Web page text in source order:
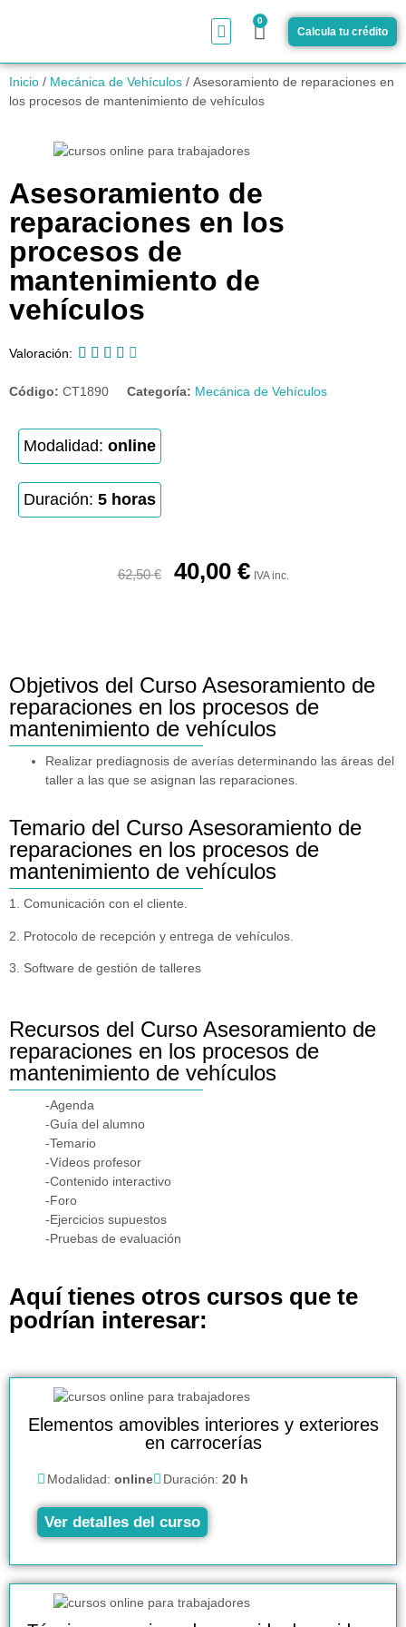
0
Calcula tu crédito
Inicio / Mecánica de Vehículos / Asesoramiento de reparaciones en
los procesos de mantenimiento de vehículos
Asesoramiento de
reparaciones en los
procesos de
mantenimiento de
vehículos
Valoración:     
Código: CT1890 Categoría: Mecánica de Vehículos
Modalidad: online
Duración: 5 horas
62,50€ 40,00 € IVA inc.
Objetivos del Curso Asesoramiento de
reparaciones en los procesos de
mantenimiento de vehículos
Realizar prediagnosis de averías determinando las áreas del
taller a las que se asignan las reparaciones.
Temario del Curso Asesoramiento de
reparaciones en los procesos de
mantenimiento de vehículos
1. Comunicación con el cliente.
2. Protocolo de recepción y entrega de vehículos.
3. Software de gestión de talleres
Recursos del Curso Asesoramiento de
reparaciones en los procesos de
mantenimiento de vehículos
-Agenda
-Guía del alumno
-Temario
-Vídeos profesor
-Contenido interactivo
-Foro
-Ejercicios supuestos
-Pruebas de evaluación
Aquí tienes otros cursos que te
podrían interesar:
Elementos amovibles interiores y exteriores
en carrocerías
Modalidad: online Duración: 20 h
Ver detalles del curso